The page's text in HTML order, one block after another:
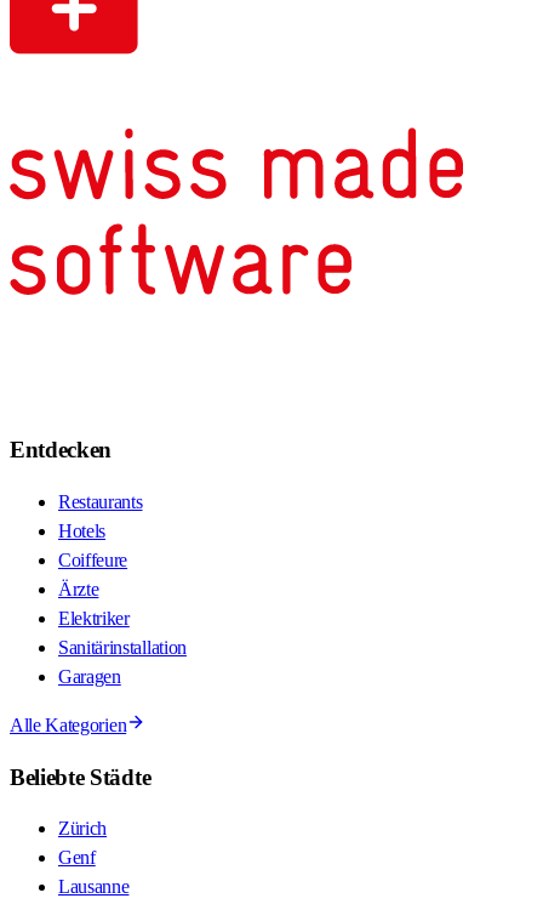
Entdecken
Restaurants
Hotels
Coiffeure
Ärzte
Elektriker
Sanitärinstallation
Garagen
Alle Kategorien
Beliebte Städte
Zürich
Genf
Lausanne